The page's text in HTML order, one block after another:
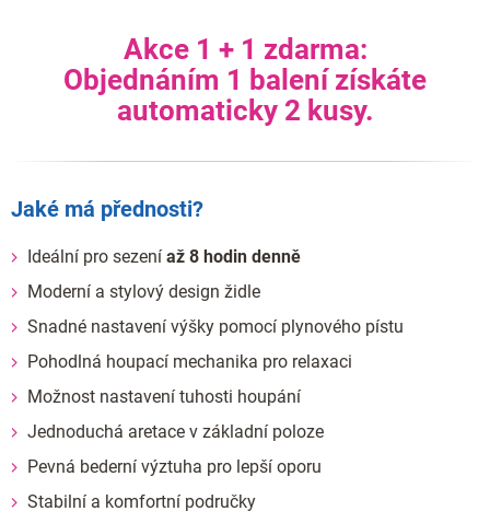
Akce 1 + 1 zdarma:
Objednáním 1 balení získáte
automaticky 2 kusy.
Jaké má přednosti?
Ideální pro sezení až 8 hodin denně
Moderní a stylový design židle
Snadné nastavení výšky pomocí plynového pístu
Pohodlná houpací mechanika pro relaxaci
Možnost nastavení tuhosti houpání
Jednoduchá aretace v základní poloze
Pevná bederní výztuha pro lepší oporu
Stabilní a komfortní područky